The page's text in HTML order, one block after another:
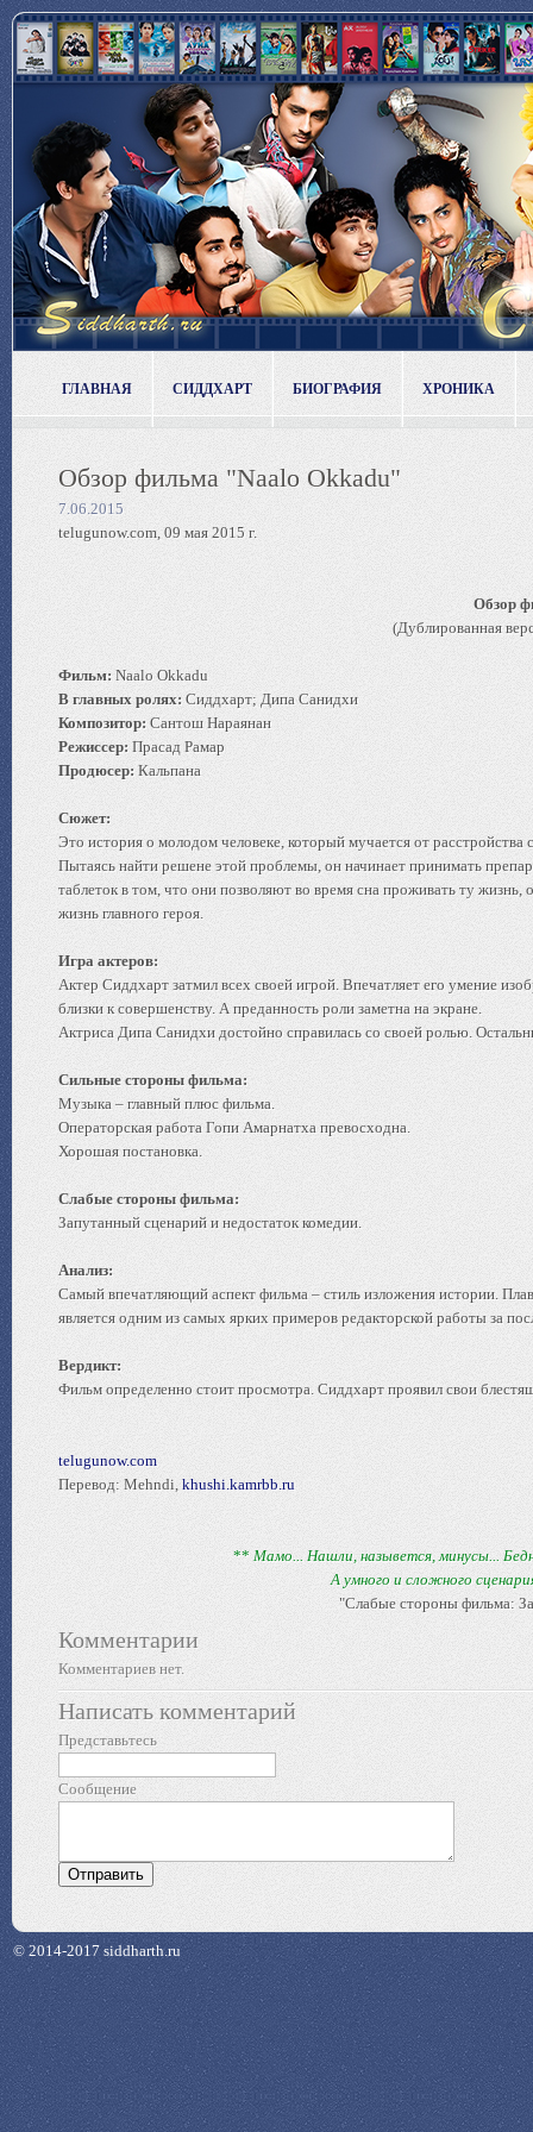
ГЛАВНАЯ СИДДХАРТ БИОГРАФИЯ ХРОНИКА
Обзор фильма "Naalo Okkadu"
7.06.2015
telugunow.com, 09 мая 2015 г.
Обзор
(Дублированная
Фильм: Naalo Okkadu
В главных ролях: Сиддхарт; Дипа Санидхи
Композитор: Сантош Нараянан
Режиссер: Прасад Рамар
Продюсер: Кальпана
Сюжет:
Это история о молодом человеке, который мучается от расстройства
Пытаясь найти решене этой проблемы, он начинает принимать
таблеток в том, что они позволяют во время сна проживать ту
жизнь главного героя.
Игра актеров:
Актер Сиддхарт затмил всех своей игрой. Впечатляет его умение
близки к совершенству. А преданность роли заметна на экране.
Актриса Дипа Санидхи достойно справилась со своей ролью.
Сильные стороны фильма:
Музыка – главный плюс фильма.
Операторская работа Гопи Амарнатха превосходна.
Хорошая постановка.
Слабые стороны фильма:
Запутанный сценарий и недостаток комедии.
Анализ:
Самый впечатляющий аспект фильма – стиль изложения истории.
является одним из самых ярких примеров редакторской работы за
Вердикт:
Фильм определенно стоит просмотра. Сиддхарт проявил свои
telugunow.com
Перевод: Mehndi, khushi.kamrbb.ru
** Мамо... Нашли, назывется, минусы...
А умного и сложного
"Слабые стороны фильма:
Комментарии
Комментариев нет.
Написать комментарий
Представьтесь
Сообщение
© 2014-2017 siddharth.ru